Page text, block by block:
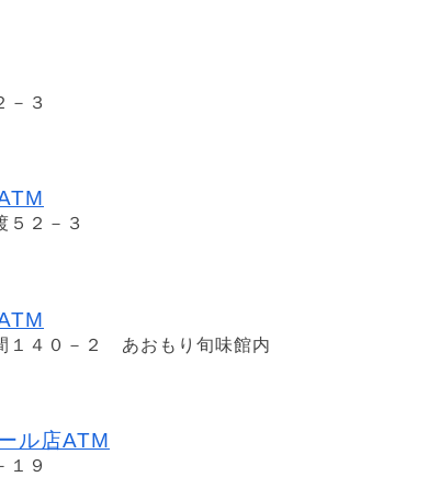
－３
５２－３
１４０－２ あおもり旬味館内
ル店ATM
１９